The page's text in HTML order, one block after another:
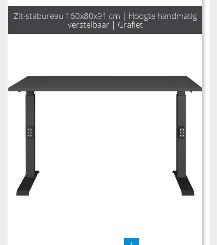
Zit-stabureau 160x80x91 cm | Hoogte handmatig
verstelbaar | Grafiet